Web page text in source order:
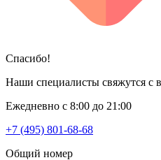
Спасибо!
Наши специалисты свяжутся с
Ежедневно с 8:00 до 21:00
+7 (495) 801-68-68
Общий номер